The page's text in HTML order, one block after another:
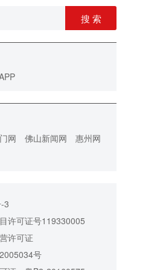
搜 索
网 佛山新闻网
惠州网
3
许可证号119330005
许可证
号